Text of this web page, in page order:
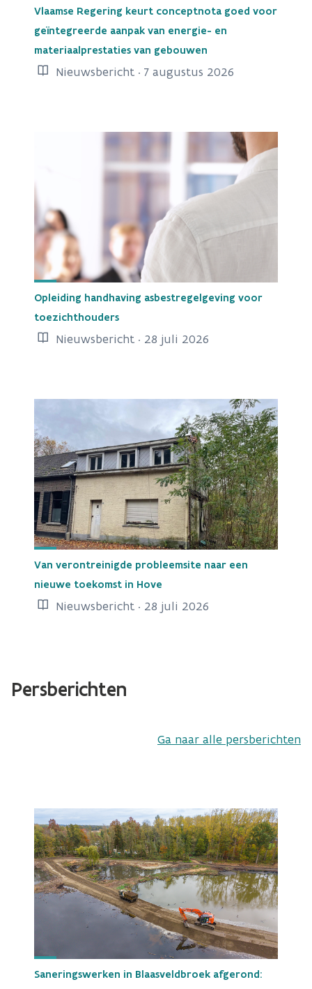
Vlaamse Regering keurt conceptnota goed voor
geïntegreerde aanpak van energie- en
materiaalprestaties van gebouwen
Nieuwsbericht · 7 augustus 2026
Opleiding handhaving asbestregelgeving voor
toezichthouders
Nieuwsbericht · 28 juli 2026
Van verontreinigde probleemsite naar een
nieuwe toekomst in Hove
Nieuwsbericht · 28 juli 2026
Persberichten
Ga naar alle persberichten
Saneringswerken in Blaasveldbroek afgerond: